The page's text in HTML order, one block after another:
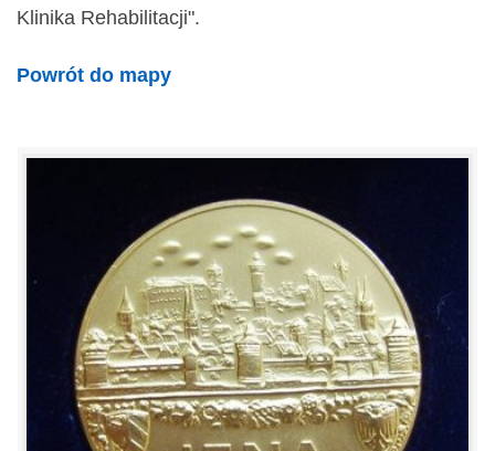
Klinika Rehabilitacji".
Powrót do mapy